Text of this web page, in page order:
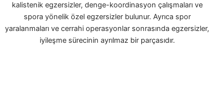
kalistenik egzersizler, denge-koordinasyon çalışmaları ve
spora yönelik özel egzersizler bulunur. Ayrıca spor
yaralanmaları ve cerrahi operasyonlar sonrasında egzersizler,
iyileşme sürecinin ayrılmaz bir parçasıdır.